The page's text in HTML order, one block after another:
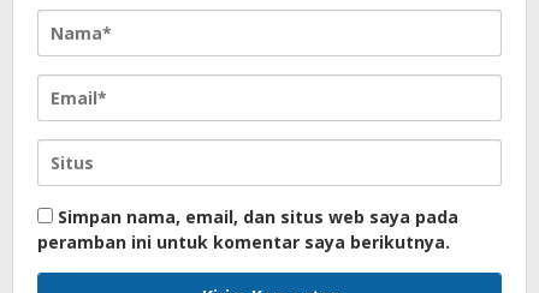
Simpan nama, email, dan situs web saya pada
peramban ini untuk komentar saya berikutnya.